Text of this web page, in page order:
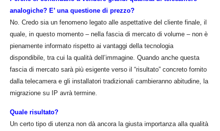
analogiche? E’ una questione di prezzo?
No. Credo sia un fenomeno legato alle aspettative del cliente finale, il
quale, in questo momento – nella fascia di mercato di volume – non è
pienamente informato rispetto ai vantaggi della tecnologia
dispondibile, tra cui la qualità dell’immagine. Quando anche questa
fascia di mercato sarà più esigente verso il “risultato” concreto fornito
dalla telecamera e gli installatori tradizionali cambieranno abitudine, la
migrazione su IP avrà termine.
Quale risultato?
Un certo tipo di utenza non dà ancora la giusta importanza alla qualità